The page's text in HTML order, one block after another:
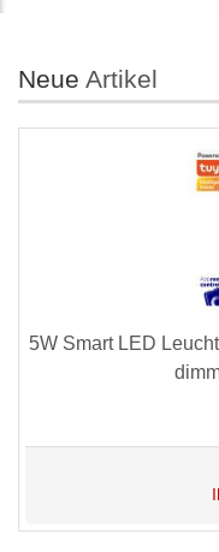
Neue Artikel
5W Smart LED